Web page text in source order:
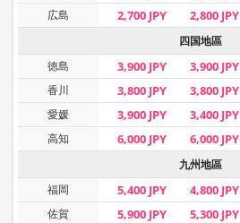
広島 2,700 JPY 2,800 JPY
四国地區
徳島
3,900 JPY 3,900 JPY
香川
3,800 JPY 3,800 JPY
愛媛 3,900 JPY 3,400 JPY
高知 6,000 JPY 6,000 JPY
九州地區
福岡
5,400 JPY 4,800 JPY
佐賀 5,900 JPY 5,300 JPY